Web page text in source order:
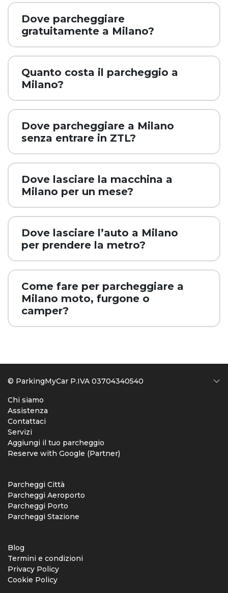
Dove parcheggiare
gratuitamente a Milano?
Quanto costa il parcheggio a
Milano?
Dove parcheggiare a Milano
senza entrare in ZTL?
Dove lasciare la macchina a
Milano per un mese?
Dove lasciare l’auto a Milano
per prendere la metro?
Come fare per parcheggiare a
Milano moto, furgone o
camper?
© ParkingMyCar P.IVA 03704340540
Chi siamo
Assistenza
Contattaci
Servizi
Aggiungi il tuo parcheggio
Reserve with Google (Partner)
Parcheggi Città
Parcheggi Aeroporto
Parcheggi Porto
Parcheggi Stazione
Blog
Termini e condizioni
Privacy Policy
Cookie Policy